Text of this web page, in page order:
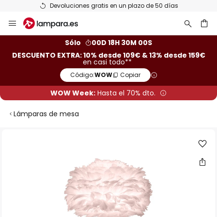
Devoluciones gratis en un plazo de 50 días
al
Sólo
00D 18H 29M 59S
DESCUENTO EXTRA: 10% desde 109€ & 13% desde 159€
en casi todo**
Código:WOW Copiar
WOW Week: Hasta el 70% dto.
Lámparas de mesa